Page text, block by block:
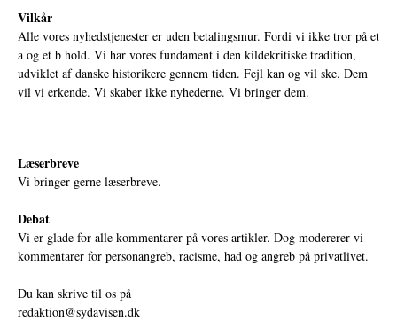
Vilkår
Alle vores nyhedstjenester er uden betalingsmur. Fordi vi ikke tror på et
a og et b hold. Vi har vores fundament i den kildekritiske tradition,
udviklet af danske historikere gennem tiden. Fejl kan og vil ske. Dem
vil vi erkende. Vi skaber ikke nyhederne. Vi bringer dem.
Læserbreve
Vi bringer gerne læserbreve.
Debat
Vi er glade for alle kommentarer på vores artikler. Dog modererer vi
kommentarer for personangreb, racisme, had og angreb på privatlivet.
Du kan skrive til os på
redaktion@sydavisen.dk